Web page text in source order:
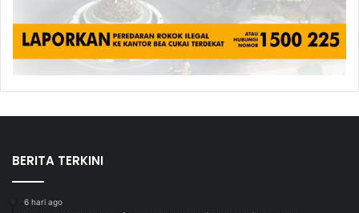
BERITA TERKINI
6 hari ago